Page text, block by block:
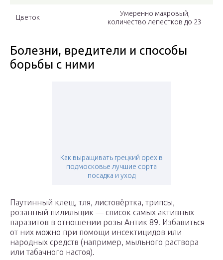
Цветок
Умеренно махровый,
количество лепестков до 23
Болезни, вредители и способы
борьбы с ними
Как выращивать грецкий орех в
подмосковье лучшие сорта
посадка и уход
Паутинный клещ, тля, листовёртка, трипсы,
розанный пилильщик — список самых активных
паразитов в отношении розы Антик 89. Избавиться
от них можно при помощи инсектицидов или
народных средств (например, мыльного раствора
или табачного настоя).